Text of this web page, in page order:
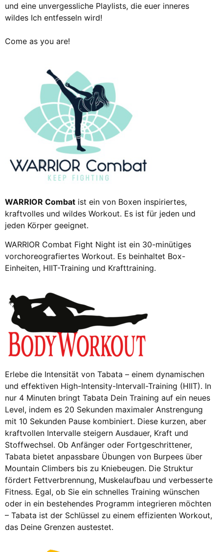
und eine unvergessliche Playlists, die euer inneres
wildes Ich entfesseln wird!
Come as you are!
WARRIOR Combat ist ein von Boxen inspiriertes,
kraftvolles und wildes Workout. Es ist für jeden und
jeden Körper geeignet.
WARRIOR Combat Fight Night ist ein 30-minütiges
vorchoreografiertes Workout. Es beinhaltet Box-
Einheiten, HIIT-Training und Krafttraining.
Erlebe die Intensität von Tabata – einem dynamischen
und effektiven High-Intensity-Intervall-Training (HIIT). In
nur 4 Minuten bringt Tabata Dein Training auf ein neues
Level, indem es 20 Sekunden maximaler Anstrengung
mit 10 Sekunden Pause kombiniert. Diese kurzen, aber
kraftvollen Intervalle steigern Ausdauer, Kraft und
Stoffwechsel. Ob Anfänger oder Fortgeschrittener,
Tabata bietet anpassbare Übungen von Burpees über
Mountain Climbers bis zu Kniebeugen. Die Struktur
fördert Fettverbrennung, Muskelaufbau und verbesserte
Fitness. Egal, ob Sie ein schnelles Training wünschen
oder in ein bestehendes Programm integrieren möchten
– Tabata ist der Schlüssel zu einem effizienten Workout,
das Deine Grenzen austestet.